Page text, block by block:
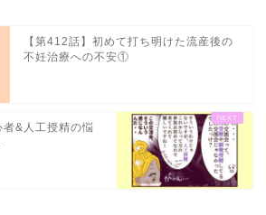
【第412話】初めて打ち明けた流産後の
不妊治療への不安①
者&人工授精の悩